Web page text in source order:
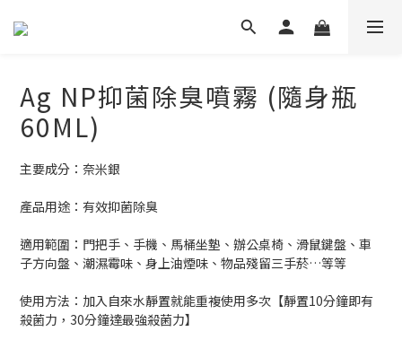
Ag NP抑菌除臭噴霧 (隨身瓶
60ML)
主要成分：奈米銀
產品用途：有效抑菌除臭
適用範圍：門把手、手機、馬桶坐墊、辦公桌椅、滑鼠鍵盤、車
子方向盤、潮濕霉味、身上油煙味、物品殘留三手菸…等等
使用方法：加入自來水靜置就能重複使用多次【靜置10分鐘即有
殺菌力，30分鐘達最強殺菌力】